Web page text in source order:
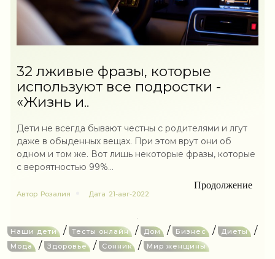
32 лживые фразы, которые
используют все подростки -
«Жизнь и..
Дети не всегда бывают честны с родителями и лгут
даже в обыденных вещах. При этом врут они об
одном и том же. Вот лишь некоторые фразы, которые
с вероятностью 99%...
Продолжение
Автор Розалия Дата 21-авг-2022
Наши дети / Тесты онлайн / Дом / Бизнес / Диеты /
Мода / Здоровье / Сонник / Мир женщины